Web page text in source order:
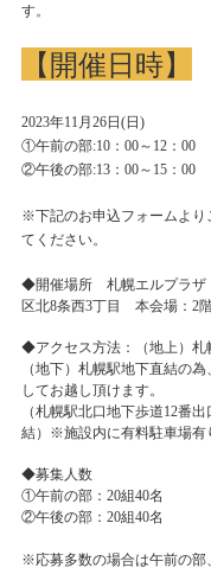
す。
【開催日時】
2023年11月26日(日)
①午前の部:10：00～12：00
②午後の部:13：00～15：00
※下記のお申込フォームより
てください。
◆開催場所　札幌エルプラザ
区北8条西3丁目　本会場：2
◆アクセス方法：（地上）札
（地下）札幌駅地下直結の
してお越し頂けます。
（札幌駅北口地下歩道12番
結）※施設内に有料駐車場有
◆募集人数
①午前の部：20組40名
②午後の部：20組40名
※応募多数の場合は午前の部